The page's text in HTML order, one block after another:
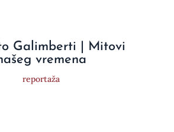
Galimberti | Mitovi
vremena
reportaža